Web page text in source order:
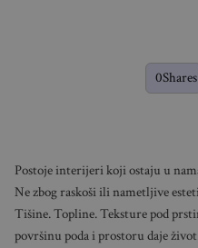
0Shares
Postoje interijeri koji ostaju u
Ne zbog raskoši ili nametljive
Tišine. Topline. Teksture pod
površinu poda i prostoru daje